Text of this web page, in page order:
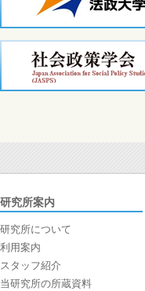
研究所案内
研究所について
利用案内
スタッフ紹介
当研究所の所蔵資料